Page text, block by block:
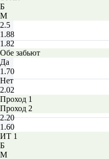
Б
М
2.5
1.88
1.82
Обе забьют
Да
1.70
Нет
2.02
Проход 1
Проход 2
2.20
1.60
ИТ 1
Б
М